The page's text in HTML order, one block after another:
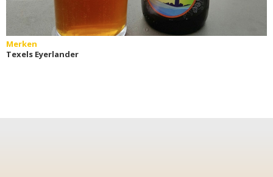
Merken
Texels Eyerlander